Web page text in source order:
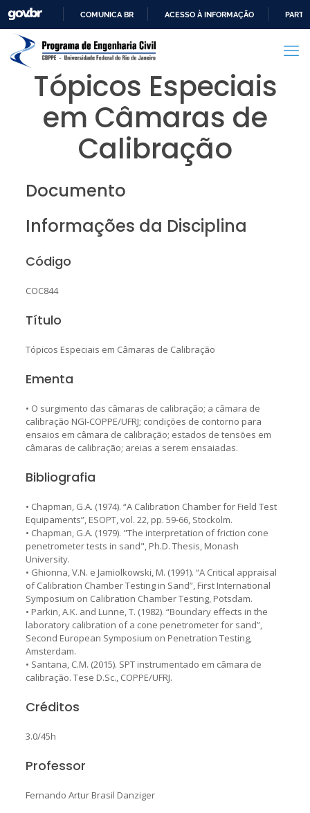
PARA
CONTEÚDO
COMUNICA BR ACESSO À INFORMAÇÃO
Tópicos Especiais
em Câmaras de
Calibração
Documento
Informações da Disciplina
Código
COC844
Título
Tópicos Especiais em Câmaras de Calibração
Ementa
• O surgimento das câmaras de calibração; a câmara de
calibração NGI-COPPE/UFRJ; condições de contorno para
ensaios em câmara de calibração; estados de tensões em
câmaras de calibração; areias a serem ensaiadas.
Bibliografia
• Chapman, G.A. (1974). “A Calibration Chamber for Field Test
Equipaments”, ESOPT, vol. 22, pp. 59-66, Stockolm.
• Chapman, G.A. (1979). "The interpretation of friction cone
penetrometer tests in sand", Ph.D. Thesis, Monash
University.
• Ghionna, V.N. e Jamiolkowski, M. (1991). “A Critical appraisal
of Calibration Chamber Testing in Sand”, First International
Symposium on Calibration Chamber Testing, Potsdam.
• Parkin, A.K. and Lunne, T. (1982). “Boundary effects in the
laboratory calibration of a cone penetrometer for sand”,
Second European Symposium on Penetration Testing,
Amsterdam.
• Santana, C.M. (2015). SPT instrumentado em câmara de
calibração. Tese D.Sc., COPPE/UFRJ.
Créditos
3.0/45h
Professor
Fernando Artur Brasil Danziger